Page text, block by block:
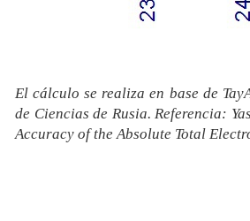
El cálculo se realiza en base de
de Ciencias de Rusia. Referencia:
Accuracy of the Absolute Total